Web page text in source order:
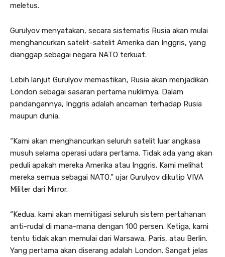
meletus.
Gurulyov menyatakan, secara sistematis Rusia akan mulai
menghancurkan satelit-satelit Amerika dan Inggris, yang
dianggap sebagai negara NATO terkuat.
Lebih lanjut Gurulyov memastikan, Rusia akan menjadikan
London sebagai sasaran pertama nuklirnya. Dalam
pandangannya, Inggris adalah ancaman terhadap Rusia
maupun dunia.
“Kami akan menghancurkan seluruh satelit luar angkasa
musuh selama operasi udara pertama. Tidak ada yang akan
peduli apakah mereka Amerika atau Inggris. Kami melihat
mereka semua sebagai NATO,” ujar Gurulyov dikutip VIVA
Militer dari Mirror.
“Kedua, kami akan memitigasi seluruh sistem pertahanan
anti-rudal di mana-mana dengan 100 persen. Ketiga, kami
tentu tidak akan memulai dari Warsawa, Paris, atau Berlin.
Yang pertama akan diserang adalah London. Sangat jelas